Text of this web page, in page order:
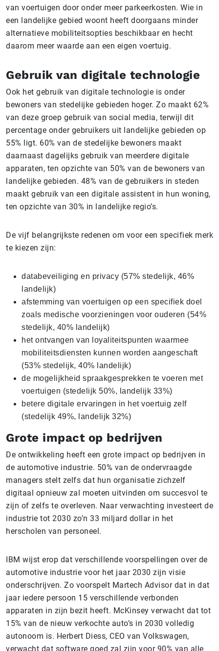
van voertuigen door onder meer parkeerkosten. Wie in
een landelijke gebied woont heeft doorgaans minder
alternatieve mobiliteitsopties beschikbaar en hecht
daarom meer waarde aan een eigen voertuig.
Gebruik van digitale technologie
Ook het gebruik van digitale technologie is onder
bewoners van stedelijke gebieden hoger. Zo maakt 62%
van deze groep gebruik van social media, terwijl dit
percentage onder gebruikers uit landelijke gebieden op
55% ligt. 60% van de stedelijke bewoners maakt
daarnaast dagelijks gebruik van meerdere digitale
apparaten, ten opzichte van 50% van de bewoners van
landelijke gebieden. 48% van de gebruikers in steden
maakt gebruik van een digitale assistent in hun woning,
ten opzichte van 30% in landelijke regio’s.
De vijf belangrijkste redenen om voor een specifiek merk
te kiezen zijn:
databeveiliging en privacy (57% stedelijk, 46%
landelijk)
afstemming van voertuigen op een specifiek doel
zoals medische voorzieningen voor ouderen (54%
stedelijk, 40% landelijk)
het ontvangen van loyaliteitspunten waarmee
mobiliteitsdiensten kunnen worden aangeschaft
(53% stedelijk, 40% landelijk)
de mogelijkheid spraakgesprekken te voeren met
voertuigen (stedelijk 50%, landelijk 33%)
betere digitale ervaringen in het voertuig zelf
(stedelijk 49%, landelijk 32%)
Grote impact op bedrijven
De ontwikkeling heeft een grote impact op bedrijven in
de automotive industrie. 50% van de ondervraagde
managers stelt zelfs dat hun organisatie zichzelf
digitaal opnieuw zal moeten uitvinden om succesvol te
zijn of zelfs te overleven. Naar verwachting investeert de
industrie tot 2030 zo’n 33 miljard dollar in het
herscholen van personeel.
IBM wijst erop dat verschillende voorspellingen over de
automotive industrie voor het jaar 2030 zijn visie
onderschrijven. Zo voorspelt Martech Advisor dat in dat
jaar iedere persoon 15 verschillende verbonden
apparaten in zijn bezit heeft. McKinsey verwacht dat tot
15% van de nieuw verkochte auto’s in 2030 volledig
autonoom is. Herbert Diess, CEO van Volkswagen,
verwacht dat software goed zal zijn voor 90% van alle